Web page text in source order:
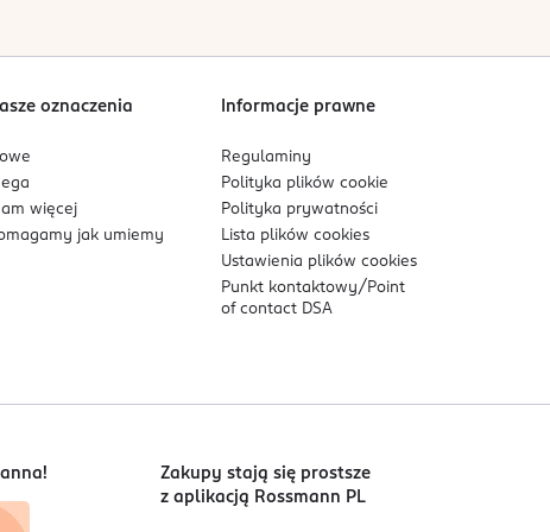
oznaczenia
więcej
jak umiemy
Informacje prawne
Regulaminy
Polityka plikówcookie
Polityka prywatności
Lista plikówcookies
Ustawienia plikówcookies
Punkt kontaktowy/ Point
of contact DSA
Zakupy stają się prostsze
z aplikacją Rossmann PL